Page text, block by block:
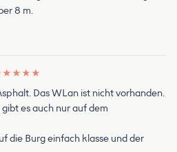
8 m.
★ ★ ★ ★
Das WLan ist nicht vorhanden.
es auch nur auf dem
die Burg einfach klasse und der